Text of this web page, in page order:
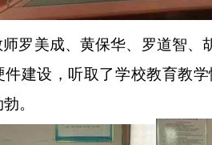
罗美成、黄保华、罗道智、
件建设，听取了学校教育教
。